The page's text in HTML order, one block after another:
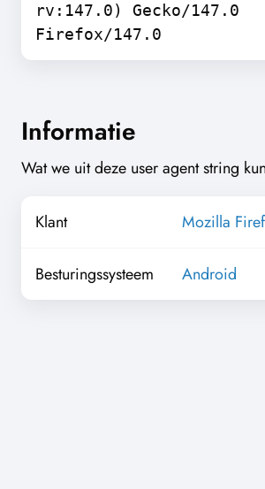
rv:147.0) Gecko/147.0
Firefox/147.0
Informatie
Wat we uit deze user agent string
Klant Mozilla
Besturingssysteem Android